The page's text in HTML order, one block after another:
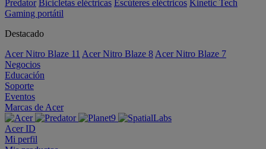
Predator Bicicletas eléctricas Escúteres eléctricos Kinetic Tech
Gaming portátil
Destacado
Acer Nitro Blaze 11 Acer Nitro Blaze 8 Acer Nitro Blaze 7
Negocios
Educación
Soporte
Eventos
Marcas de Acer
Acer ID
Mi perfil